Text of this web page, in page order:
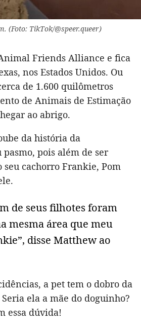
(Foto: TikTok/@speer.queer)
Friends Alliance e fica
nos Estados Unidos. Ou
de 1.600 quilômetros
de Animais de Estimação
ao abrigo.
da história da
pois além de ser
seu cachorro Frankie, Pom
de seus filhotes foram
mesma área que meu
disse Matthew ao
a pet tem o dobro da
ela a mãe do doguinho?
essa dúvida!